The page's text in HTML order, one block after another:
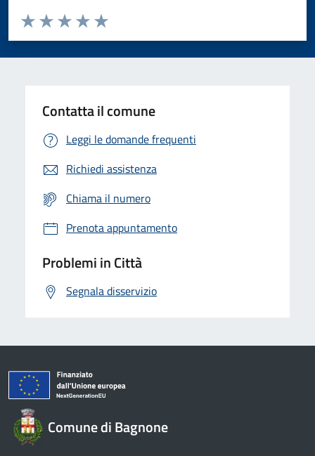
Domanda
Valuta da 1 a 5 stelle la pagina
Valuta 5 stelle su 5
Valuta 4 stelle su 5
Valuta 3 stelle su 5
Valuta 2 stelle su 5
Valuta 1 stelle su 5
Contatta il comune
Leggi le domande frequenti
Richiedi assistenza
Chiama il numero
Prenota appuntamento
Problemi in Città
Segnala disservizio
Comune di Bagnone